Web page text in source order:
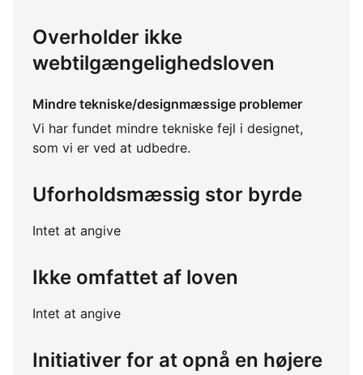
Overholder ikke
webtilgængelighedsloven
Mindre tekniske/designmæssige problemer
Vi har fundet mindre tekniske fejl i designet,
som vi er ved at udbedre.
Uforholdsmæssig stor byrde
Intet at angive
Ikke omfattet af loven
Intet at angive
Initiativer for at opnå en højere